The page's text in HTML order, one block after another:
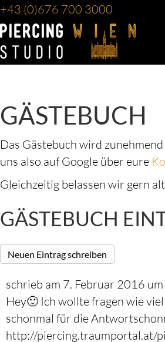
+43 (0)676 700 3000
GÄSTEBUCH
Das Gästebuch wird
uns also auf Google über eure
Gleichzeitig belassen wir gern
GÄSTEBUCH
schrieb am 7. Februar 2016 um
Hey🙂 Ich wollte fragen wie
schonmal für die
http://piercing.traumportal.at/